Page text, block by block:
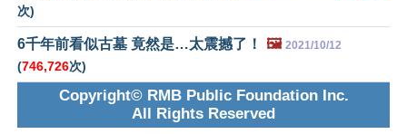
次)
6千年前看似古墓 竟然是…太震撼了！ 🖼️ 2021/10/12
(746,726次)
Copyright© RMB Public Foundation Inc.
All Rights Reserved